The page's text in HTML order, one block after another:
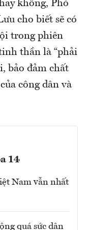
không, Phó
cho biết sẽ có
trong phiên
thần là “phải
bảo đảm chất
công dân và
14
Nam vẫn nhất
quá sức dân